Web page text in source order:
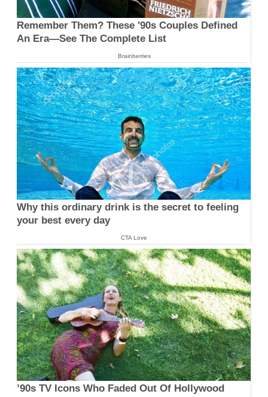
Remember Them? These '90s Couples Defined
An Era—See The Complete List
Brainberries
Why this ordinary drink is the secret to feeling
your best every day
CTA Love
’90s TV Icons Who Faded Out Of Hollywood